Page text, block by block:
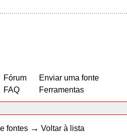
Fórum
FAQ
Enviar uma fonte
Ferramentas
fontes → Voltar à lista